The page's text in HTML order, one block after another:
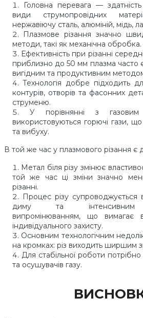
Головна перевага —
види струмопровідних
нержавіючу сталь, алюміній, мідь,
Плазмове різання значно
методи, такі як механічна обробка.
Ефективність при різанні
приблизно до 50 мм плазма часто
вигідним та продуктивним
Технологія добре підходить
контурів, отворів та фасонних
струменю.
У порівнянні з
використовуються горючі гази,
та вибуху.
В той же час у плазмового різання є
Метал біля різу змінює
той же час ці зміни значно
різанні.
Процес різу
диму та інтенсивним
випромінюванням, що вимагає
індивідуального захисту.
Основним технологічним
на кромках: різ виходить ширшим
Для стабільної роботи потрібно
та осушувачів газу.